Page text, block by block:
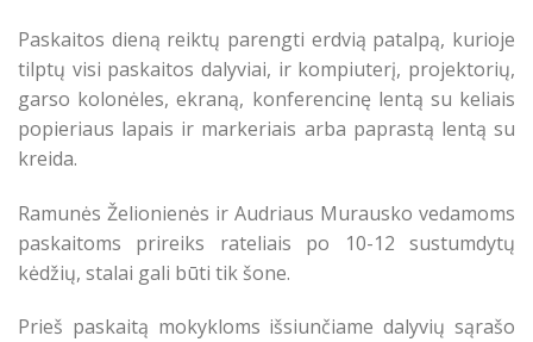
Paskaitos dieną reiktų parengti erdvią patalpą, kurioje
tilptų visi paskaitos dalyviai, ir kompiuterį, projektorių,
garso kolonėles, ekraną, konferencinę lentą su keliais
popieriaus lapais ir markeriais arba paprastą lentą su
kreida.
Ramunės Želionienės ir Audriaus Murausko vedamoms
paskaitoms prireiks rateliais po 10-12 sustumdytų
kėdžių, stalai gali būti tik šone.
Prieš paskaitą mokykloms išsiunčiame dalyvių sąrašo